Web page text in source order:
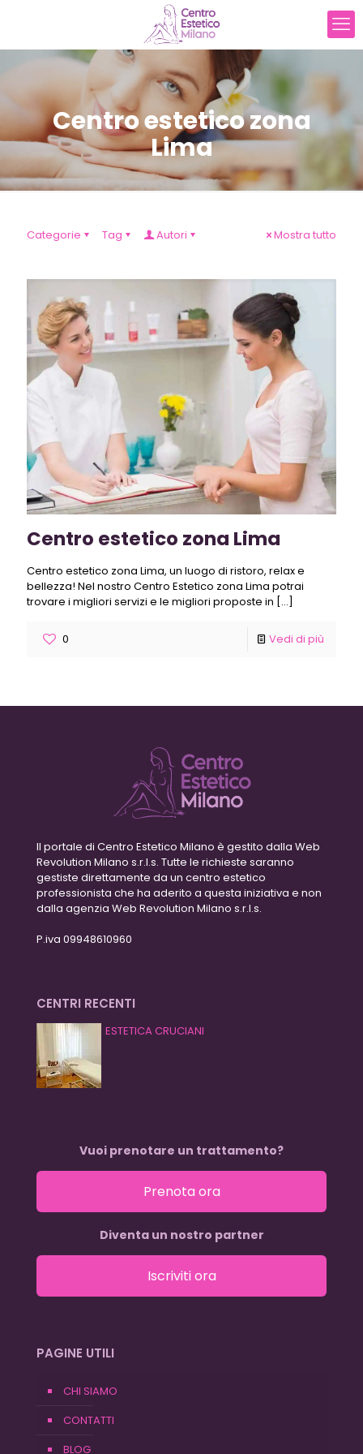
Centro estetico zona
Lima
Categorie Tag Autori Mostra tutto
Centro estetico zona Lima
Centro estetico zona Lima, un luogo di ristoro, relax e
bellezza! Nel nostro Centro Estetico zona Lima potrai
trovare i migliori servizi e le migliori proposte in […]
0 Vedi di più
Il portale di Centro Estetico Milano è gestito dalla Web
Revolution Milano s.r.l.s. Tutte le richieste saranno
gestiste direttamente da un centro estetico
professionista che ha aderito a questa iniziativa e non
dalla agenzia Web Revolution Milano s.r.l.s.
P.iva 09948610960
CENTRI RECENTI
ESTETICA CRUCIANI
Vuoi prenotare un trattamento?
Prenota ora
Diventa un nostro partner
Iscriviti ora
PAGINE UTILI
CHI SIAMO
CONTATTI
BLOG